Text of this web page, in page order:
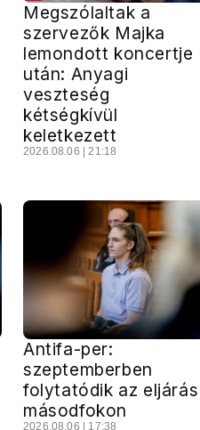
Megszólaltak a
szervezők Majka
lemondott koncertje
után: Anyagi
veszteség
kétségkívül
keletkezett
2026.08.06 | 21:18
Antifa-per:
szeptemberben
folytatódik az eljárás
másodfokon
2026.08.06 | 17:38